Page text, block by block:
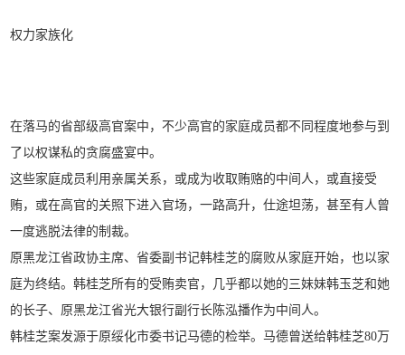
权力家族化
在落马的省部级高官案中，不少高官的家庭成员都不同程度地参与到
了以权谋私的贪腐盛宴中。
这些家庭成员利用亲属关系，或成为收取贿赂的中间人，或直接受
贿，或在高官的关照下进入官场，一路高升，仕途坦荡，甚至有人曾
一度逃脱法律的制裁。
原黑龙江省政协主席、省委副书记韩桂芝的腐败从家庭开始，也以家
庭为终结。韩桂芝所有的受贿卖官，几乎都以她的三妹妹韩玉芝和她
的长子、原黑龙江省光大银行副行长陈泓播作为中间人。
韩桂芝案发源于原绥化市委书记马德的检举。马德曾送给韩桂芝80万